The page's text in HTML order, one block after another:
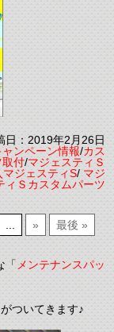
日：2019年2月26日
ンペーン情報/カス
取付/マジェスティＳ
マジェスティS/マジ
ィＳカスタムパーツ
... » 最後 »
「メンテナンスパッ
ついてきます♪